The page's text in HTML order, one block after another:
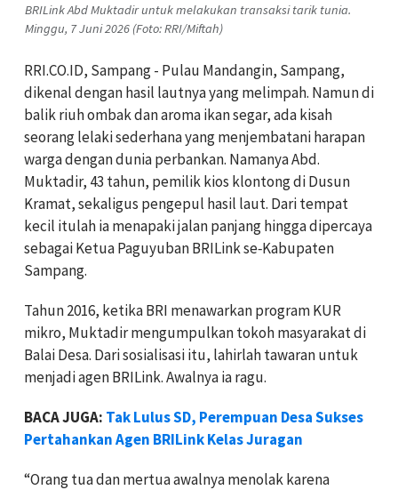
BRILink Abd Muktadir untuk melakukan transaksi tarik tunia.
Minggu, 7 Juni 2026 (Foto: RRI/Miftah)
RRI.CO.ID, Sampang - Pulau Mandangin, Sampang,
dikenal dengan hasil lautnya yang melimpah. Namun di
balik riuh ombak dan aroma ikan segar, ada kisah
seorang lelaki sederhana yang menjembatani harapan
warga dengan dunia perbankan. Namanya Abd.
Muktadir, 43 tahun, pemilik kios klontong di Dusun
Kramat, sekaligus pengepul hasil laut. Dari tempat
kecil itulah ia menapaki jalan panjang hingga dipercaya
sebagai Ketua Paguyuban BRILink se‑Kabupaten
Sampang.
Tahun 2016, ketika BRI menawarkan program KUR
mikro, Muktadir mengumpulkan tokoh masyarakat di
Balai Desa. Dari sosialisasi itu, lahirlah tawaran untuk
menjadi agen BRILink. Awalnya ia ragu.
BACA JUGA: Tak Lulus SD, Perempuan Desa Sukses
Pertahankan Agen BRILink Kelas Juragan
“Orang tua dan mertua awalnya menolak karena